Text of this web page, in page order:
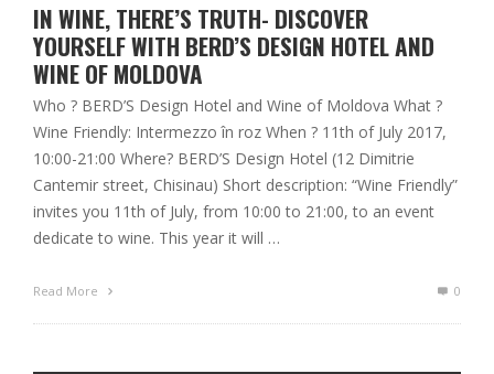
IN WINE, THERE’S TRUTH- DISCOVER
YOURSELF WITH BERD’S DESIGN HOTEL AND
WINE OF MOLDOVA
Who ? BERD’S Design Hotel and Wine of Moldova What ?
Wine Friendly: Intermezzo în roz When ? 11th of July 2017,
10:00-21:00 Where? BERD’S Design Hotel (12 Dimitrie
Cantemir street, Chisinau) Short description: “Wine Friendly”
invites you 11th of July, from 10:00 to 21:00, to an event
dedicate to wine. This year it will …
Read More 0